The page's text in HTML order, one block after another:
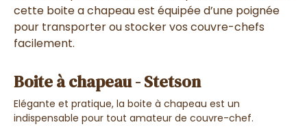
cette boite a chapeau est équipée d’une poignée
pour transporter ou stocker vos couvre-chefs
facilement.
Boite à chapeau - Stetson
Elégante et pratique, la boite à chapeau est un
indispensable pour tout amateur de couvre-chef.